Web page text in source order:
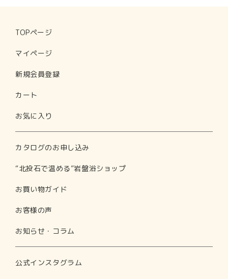
TOPページ
マイページ
新規会員登録
カート
お気に入り
カタログのお申し込み
“北投石で温める”岩盤浴ショップ
お買い物ガイド
お客様の声
お知らせ・コラム
公式インスタグラム